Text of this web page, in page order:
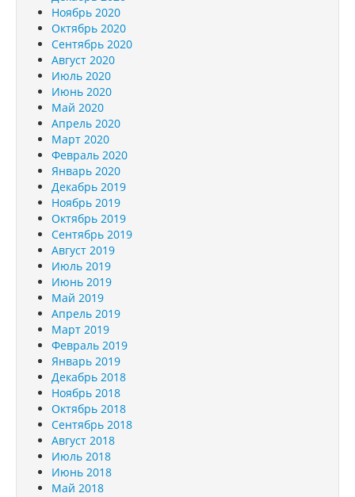
Ноябрь 2020
Октябрь 2020
Сентябрь 2020
Август 2020
Июль 2020
Июнь 2020
Май 2020
Апрель 2020
Март 2020
Февраль 2020
Январь 2020
Декабрь 2019
Ноябрь 2019
Октябрь 2019
Сентябрь 2019
Август 2019
Июль 2019
Июнь 2019
Май 2019
Апрель 2019
Март 2019
Февраль 2019
Январь 2019
Декабрь 2018
Ноябрь 2018
Октябрь 2018
Сентябрь 2018
Август 2018
Июль 2018
Июнь 2018
Май 2018